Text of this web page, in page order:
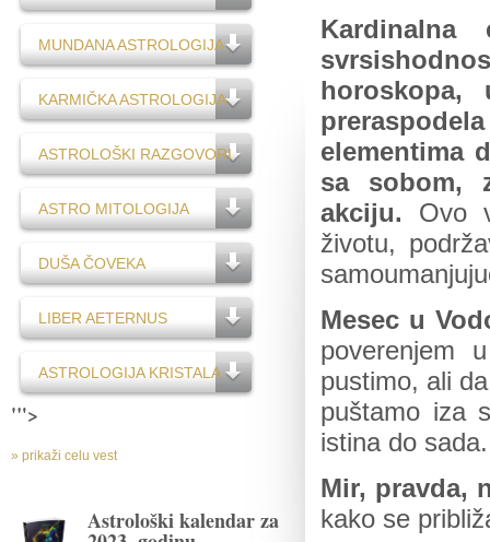
MUNDANA ASTROLOGIJA
KARMIČKA ASTROLOGIJA
ASTROLOŠKI RAZGOVORI
ASTRO MITOLOGIJA
DUŠA ČOVEKA
LIBER AETERNUS
ASTROLOGIJA KRISTALA
'">
» prikaži celu vest
Astrološki kalendar za
Kardinalna
elementima
sa sobom,
akciju. Ovo
životu,
Mesec u
poverenjem
pustimo, ali
puštamo iza
istina do sada.
Mir, pravda,
kako se